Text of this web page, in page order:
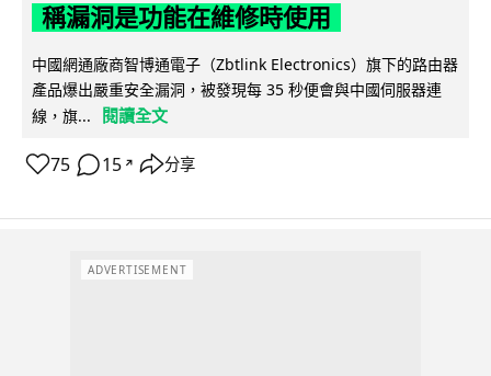
稱漏洞是功能在維修時使用
中國網通廠商智博通電子（Zbtlink Electronics）旗下的路由器
產品爆出嚴重安全漏洞，被發現每 35 秒便會與中國伺服器連
線，旗...
閱讀全文
75 15 ↗ 分享
ADVERTISEMENT